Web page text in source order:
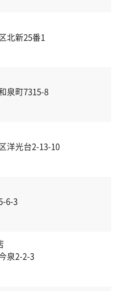
北新25番1
泉町7315-8
洋光台2-13-10
6-3
泉2-2-3